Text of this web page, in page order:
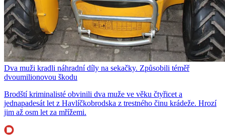
Dva muži kradli náhradní díly na sekačky. Způsobili téměř
dvoumilionovou škodu
Brodští kriminalisté obvinili dva muže ve věku čtyřicet a
jednapadesát let z Havlíčkobrodska z trestného činu krádeže. Hrozí
jim až osm let za mřížemi.